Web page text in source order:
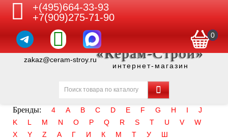
+(495)664-33-93
+7(909)275-71-90
0
zakaz@ceram-stroy.ru«Керам-Строй»
интернет-магазин
Бренды: 4 A B C D E F G H I
J
K
L M N O P Q R S T U V
W
X
Y Z А Г И К М Т У Ш